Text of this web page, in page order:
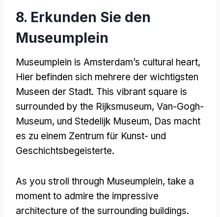
8. Erkunden Sie den
Museumplein
Museumplein is Amsterdam’s cultural heart,
Hier befinden sich mehrere der wichtigsten
Museen der Stadt. This vibrant square is
surrounded by the Rijksmuseum, Van-Gogh-
Museum, und Stedelijk Museum, Das macht
es zu einem Zentrum für Kunst- und
Geschichtsbegeisterte.
As you stroll through Museumplein, take a
moment to admire the impressive
architecture of the surrounding buildings.